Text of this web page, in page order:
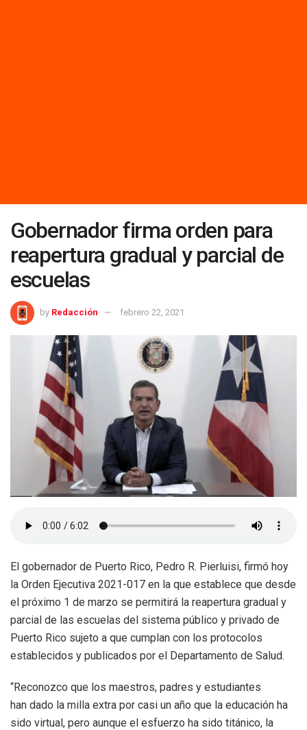
Gobernador firma orden para
reapertura gradual y parcial de
escuelas
by Redacción febrero 22, 2021
El gobernador de Puerto Rico, Pedro R. Pierluisi, firmó hoy
la Orden Ejecutiva 2021-017 en la que establece que desde
el próximo 1 de marzo se permitirá la reapertura gradual y
parcial de las escuelas del sistema público y privado de
Puerto Rico sujeto a que cumplan con los protocolos
establecidos y publicados por el Departamento de Salud.
“Reconozco que los maestros, padres y estudiantes
han dado la milla extra por casi un año que la educación ha
sido virtual, pero aunque el esfuerzo ha sido titánico, la